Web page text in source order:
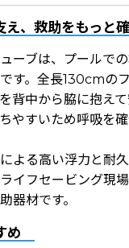
、救助をもっと確
ーブは、プールで
す。全長130cmの
背中から脇に抱え
やすいため呼吸を
よる高い浮力と耐
イフセービング現
器材です。
め